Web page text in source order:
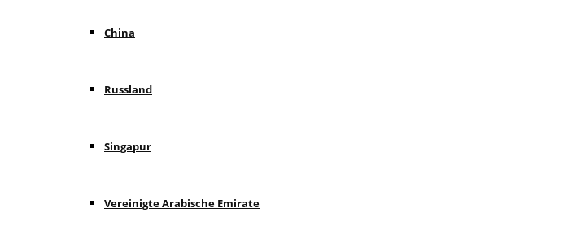
China
Russland
Singapur
Vereinigte Arabische Emirate